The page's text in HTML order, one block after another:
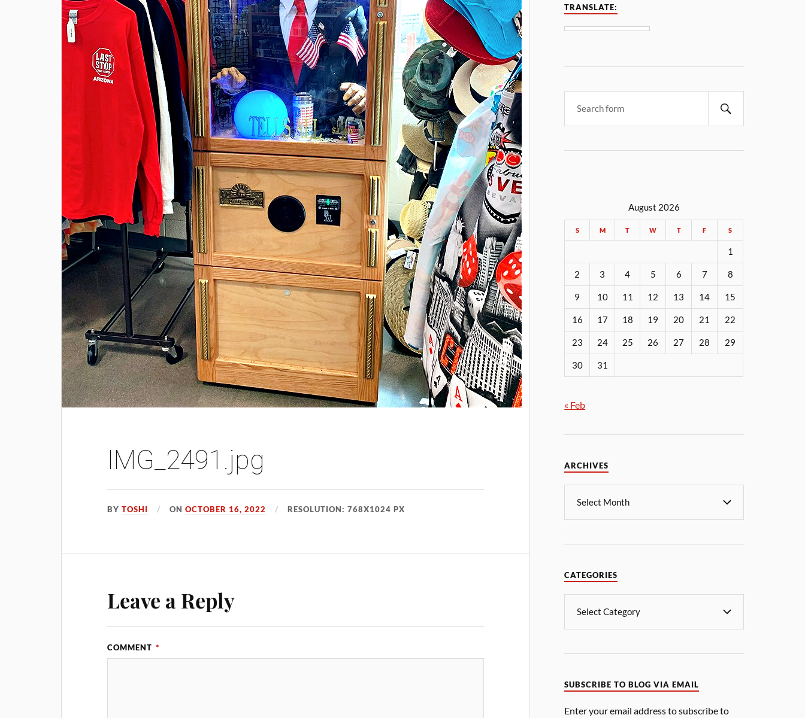
IMG_2491.jpg
BYTOSHI ONOCTOBER 16, 2022 RESOLUTION: 768X1024 PX
Leave a Reply
COMMENT *
TRANSLATE:
August 2026
S M T W T F S
1
2 3 4 5 6 7 8
9 10 11 12 13 14 15
16 17 18 19 20 21 22
23 24 25 26 27 28 29
30 31
« Feb
ARCHIVES
CATEGORIES
SUBSCRIBE TO BLOG VIA EMAIL
Enter your email address to subscribe to